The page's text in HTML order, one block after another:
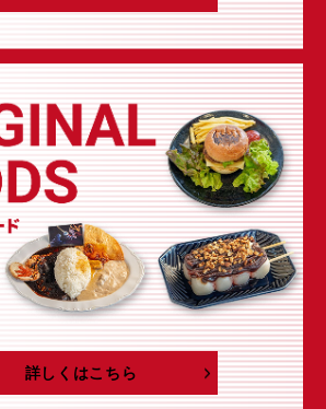
詳しくはこちら